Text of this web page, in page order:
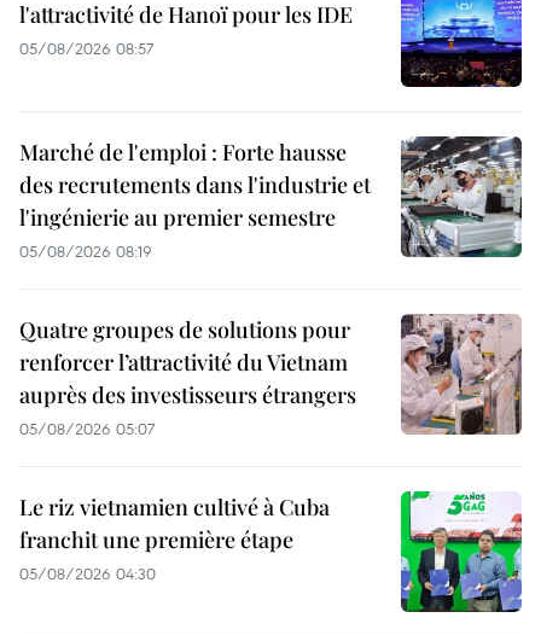
l'attractivité de Hanoï pour les IDE
05/08/2026 08:57
Marché de l'emploi : Forte hausse
des recrutements dans l'industrie et
l'ingénierie au premier semestre
05/08/2026 08:19
Quatre groupes de solutions pour
renforcer l’attractivité du Vietnam
auprès des investisseurs étrangers
05/08/2026 05:07
Le riz vietnamien cultivé à Cuba
franchit une première étape
05/08/2026 04:30